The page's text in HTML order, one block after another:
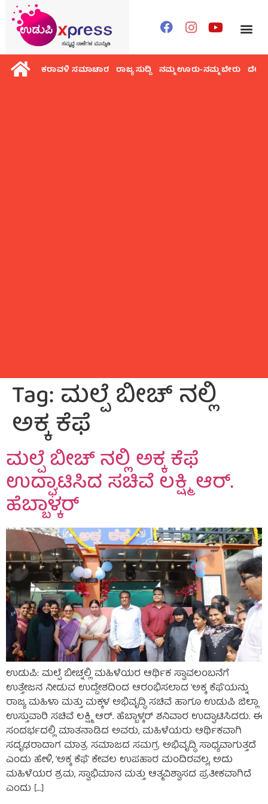
ಕರಾವಳಿ ಸಮಾಚಾರ ರಾಜ್ಯ ಸುದ್ದಿ ನಮ್ಮ ಊರು-ನಮ್ಮ ಬೇರು ದೇಶ
Tag: ಮಲ್ಪೆ ಬೀಚ್ ನಲ್ಲಿ
ಅಕ್ಕ ಕೆಫೆ
ಮಲ್ಪೆ ಬೀಚ್ ನಲ್ಲಿ ಅಕ್ಕ ಕೆಫೆ
ಉದ್ಘಾಟಿಸಿದ ಸಚಿವೆ ಲಕ್ಷ್ಮಿ ಆರ್.
ಹೆಬ್ಬಾಳ್ಕರ್
ಉಡುಪಿ: ಮಲ್ಪೆ ಬೀಚ್ನಲ್ಲಿ ಮಹಿಳೆಯರ ಆರ್ಥಿಕ ಸ್ವಾವಲಂಬನೆಗೆ
ಉತ್ತೇಜನ ನೀಡುವ ಉದ್ದೇಶದಿಂದ ಆರಂಭಿಸಲಾದ ‘ಅಕ್ಕ ಕೆಫೆ’ಯನ್ನು
ರಾಜ್ಯ ಮಹಿಳಾ ಮತ್ತು ಮಕ್ಕಳ ಅಭಿವೃದ್ಧಿ ಸಚಿವೆ ಹಾಗೂ ಉಡುಪಿ ಜಿಲ್ಲಾ
ಉಸ್ತುವಾರಿ ಸಚಿವೆ ಲಕ್ಷ್ಮಿ ಆರ್. ಹೆಬ್ಬಾಳ್ಕರ್ ಶನಿವಾರ ಉದ್ಘಾಟಿಸಿದರು. ಈ
ಸಂದರ್ಭದಲ್ಲಿ ಮಾತನಾಡಿದ ಅವರು, ಮಹಿಳೆಯರು ಆರ್ಥಿಕವಾಗಿ
ಸದೃಢರಾದಾಗ ಮಾತ್ರ ಸಮಾಜದ ಸಮಗ್ರ ಅಭಿವೃದ್ಧಿ ಸಾಧ್ಯವಾಗುತ್ತದೆ
ಎಂದು ಹೇಳಿ, ‘ಅಕ್ಕ ಕೆಫೆ’ ಕೇವಲ ಉಪಹಾರ ಮಂದಿರವಲ್ಲ, ಅದು
ಮಹಿಳೆಯರ ಶ್ರಮ, ಸ್ವಾಭಿಮಾನ ಮತ್ತು ಆತ್ಮವಿಶ್ವಾಸದ ಪ್ರತೀಕವಾಗಿದೆ
ಎಂದು […]